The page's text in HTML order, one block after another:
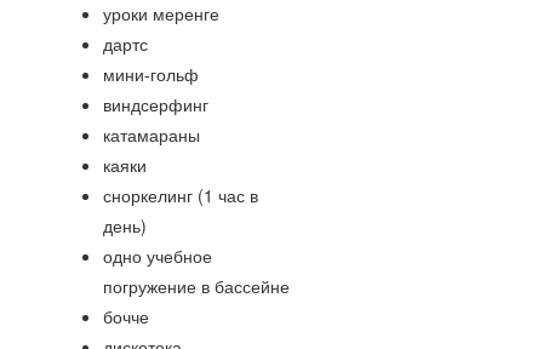
уроки меренге
дартс
мини-гольф
виндсерфинг
катамараны
каяки
сноркелинг (1 час в
день)
одно учебное
погружение в бассейне
бочче